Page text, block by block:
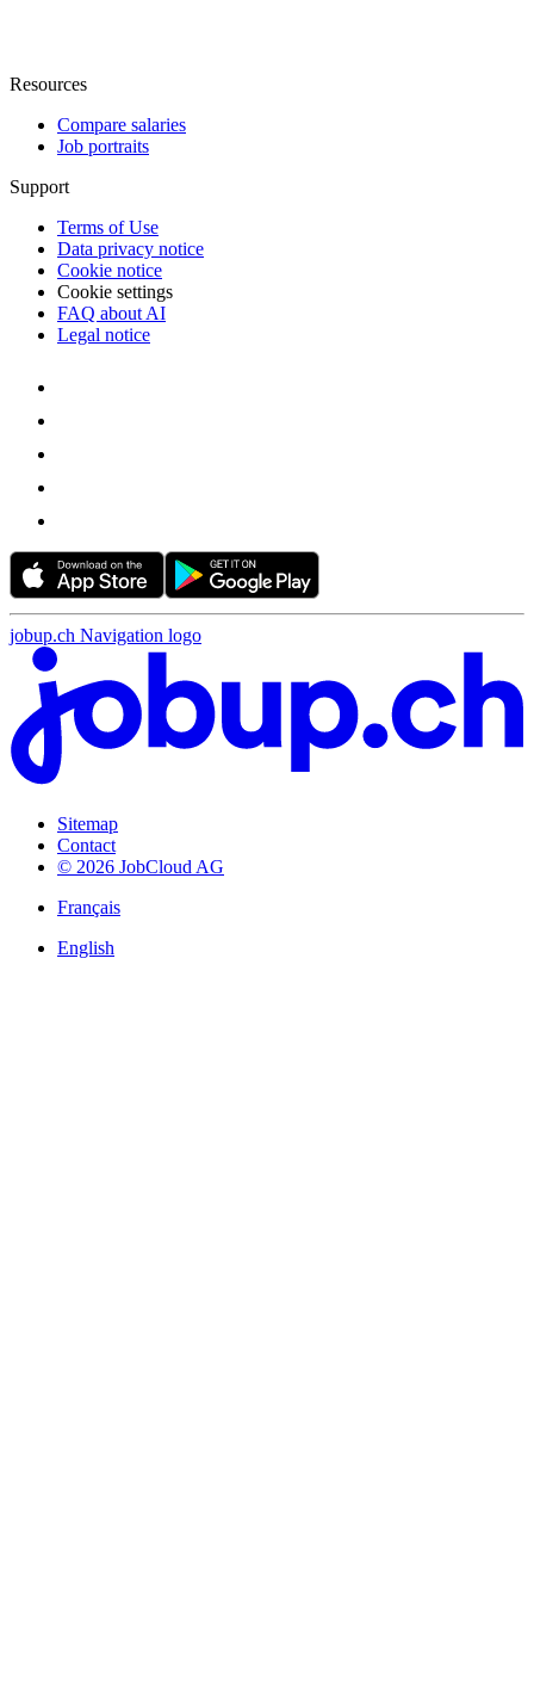
Resources
Compare salaries
Job portraits
Support
Terms of Use
Data privacy notice
Cookie notice
Cookie settings
FAQ about AI
Legal notice
jobup.ch Navigation logo
Sitemap
Contact
© 2026 JobCloud AG
Français
English